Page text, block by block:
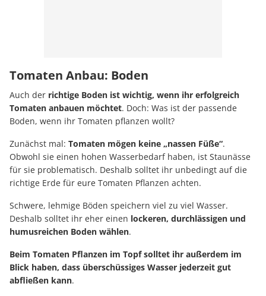
Tomaten Anbau: Boden
Auch der richtige Boden ist wichtig, wenn ihr erfolgreich
Tomaten anbauen möchtet. Doch: Was ist der passende
Boden, wenn ihr Tomaten pflanzen wollt?
Zunächst mal: Tomaten mögen keine „nassen Füße“.
Obwohl sie einen hohen Wasserbedarf haben, ist Staunässe
für sie problematisch. Deshalb solltet ihr unbedingt auf die
richtige Erde für eure Tomaten Pflanzen achten.
Schwere, lehmige Böden speichern viel zu viel Wasser.
Deshalb solltet ihr eher einen lockeren, durchlässigen und
humusreichen Boden wählen.
Beim Tomaten Pflanzen im Topf solltet ihr außerdem im
Blick haben, dass überschüssiges Wasser jederzeit gut
abfließen kann.